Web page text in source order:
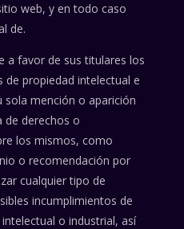
web, y en todo caso
de.
a favor de sus titulares los
de propiedad intelectual e
sola mención o aparición
de derechos o
los mismos, como
o recomendación por
cualquier tipo de
incumplimientos de
o industrial, así